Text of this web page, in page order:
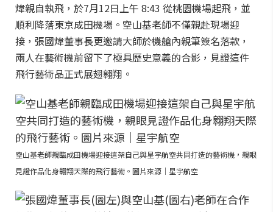
煒親自執飛，於7月12日上午 8:43 從桃園機場起飛，並
順利降落東京成田機場。空山基老師不僅親赴現場迎
接，張國煒董事長更邀請大師於機艙內親筆簽名落款，
兩人在藝術機前留下了極具歷史意義的合影，見證這件
飛行藝術品正式展翅翱翔。
空山基老師親臨成田機場迎接這架自己與星宇航空共同打造的藝術機，親眼
見證作品化身翱翔天際的飛行藝術。圖片來源｜星宇航空